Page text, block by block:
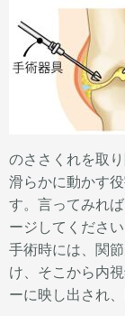
のささくれを取
滑らかに動かす
す。言ってみれ
ージしてください
手術時には、関
け、そこから内
ーに映し出され